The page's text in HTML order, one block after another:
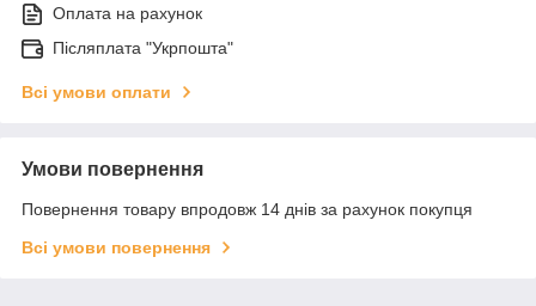
Оплата на рахунок
Післяплата "Укрпошта"
Всі умови оплати
Умови повернення
Повернення товару впродовж 14 днів за рахунок покупця
Всі умови повернення